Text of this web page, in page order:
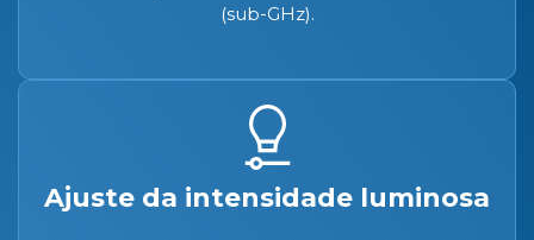
(sub-GHz).
Ajuste da intensidade luminosa